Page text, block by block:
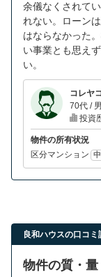
余儀なくされて
れない。ローン
はならなかった
い事業とも思え
い。
コレヤ
70代 /
投資
物件の所有状況
区分マンション
良和ハウスの口コ
物件の質・量